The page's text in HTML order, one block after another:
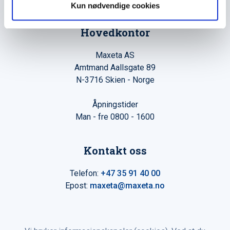
Kun nødvendige cookies
Hovedkontor
Maxeta AS
Amtmand Aallsgate 89
N-3716 Skien - Norge
Åpningstider
Man - fre 0800 - 1600
Kontakt oss
Telefon: +47 35 91 40 00
Epost: maxeta@maxeta.no